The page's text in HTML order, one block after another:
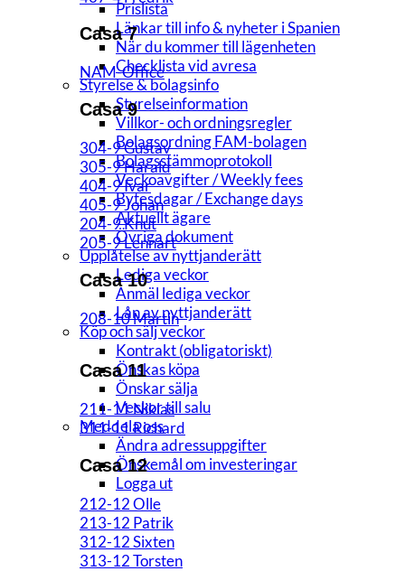
Prislista
Länkar till info & nyheter i Spanien
När du kommer till lägenheten
Checklista vid avresa
Styrelse & bolagsinfo
Styrelseinformation
Villkor- och ordningsregler
Bolagsordning FAM-bolagen
Bolagsstämmoprotokoll
Veckoavgifter / Weekly fees
Bytesdagar / Exchange days
Aktuellt ägare
Övriga dokument
Upplåtelse av nyttjanderätt
Lediga veckor
Anmäl lediga veckor
Lån av nyttjanderätt
Köp och sälj veckor
Kontrakt (obligatoriskt)
Önskas köpa
Önskar sälja
Veckor till salu
Meddela oss
Ändra adressuppgifter
Önskemål om investeringar
Logga ut
Casa 7
NAM-Office
Casa 9
304-9 Gustav
305-9 Harald
404-9 Ivar
405-9 Johan
204-9 Knut
205-9 Lennart
Casa 10
208-10 Martin
Casa 11
211-11 Niklas
311-11 Richard
Casa 12
212-12 Olle
213-12 Patrik
312-12 Sixten
313-12 Torsten